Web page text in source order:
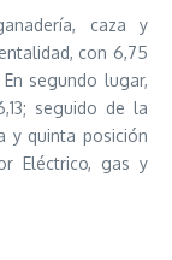
caza y
con 6,75
segundo lugar,
seguido de la
y quinta posición
Eléctrico, gas y